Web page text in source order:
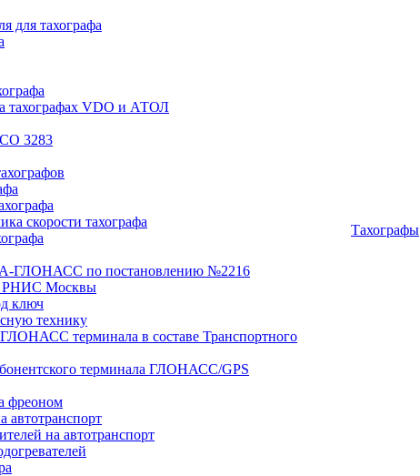
для тахографа
тахографах VDO и АТОЛ
3283
скорости тахографа
ГЛОНАСС по постановлению №2216
РНИС Москвы
ключ
технику
ГЛОНАСС терминала в составе Транспортного
терминала ГЛОНАСС/GPS
фреоном
автотранспорт
на автотранспорт
Тахографы